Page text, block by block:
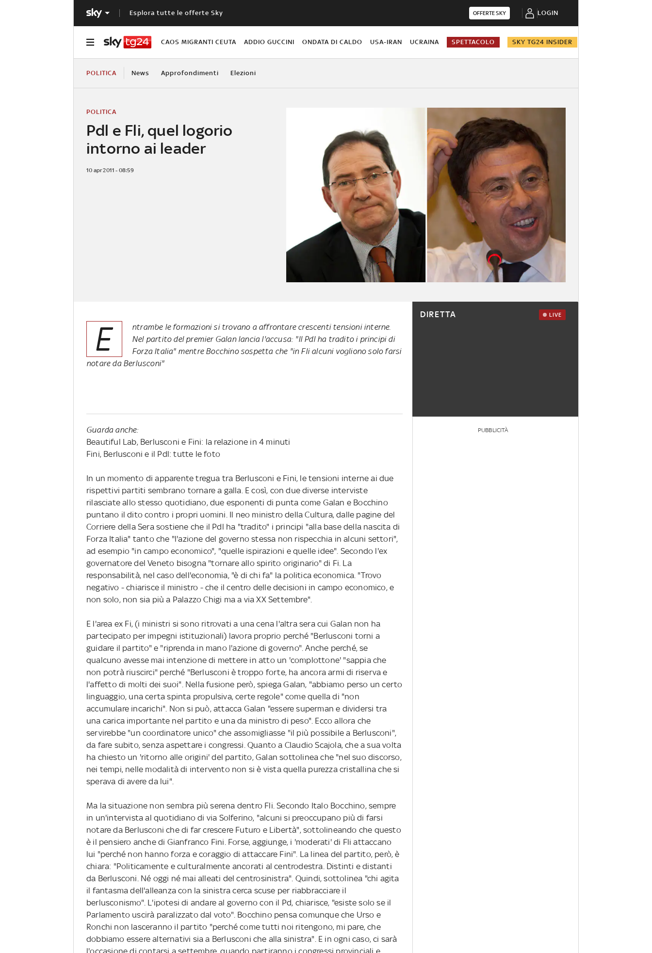
Esplora tutte le offerte Sky OFFERTE SKY LOGIN
CAOS MIGRANTI CEUTA ADDIO GUCCINI ONDATA DI CALDO USA-IRAN UCRAINA SPETTACOLO SKY TG24 INSIDER
POLITICA News Approfondimenti Elezioni
Pdl e Fli, quel logorio
intorno ai leader
POLITICA
10 apr 2011 - 08:59
E
ntrambe le formazioni si trovano a affrontare crescenti tensioni interne.
Nel partito del premier Galan lancia l'accusa: "Il Pdl ha tradito i principi di
Forza Italia" mentre Bocchino sospetta che "in Fli alcuni vogliono solo farsi
notare da Berlusconi"
Guarda anche:
Beautiful Lab, Berlusconi e Fini: la relazione in 4 minuti
Fini, Berlusconi e il Pdl: tutte le foto
In un momento di apparente tregua tra Berlusconi e Fini, le tensioni interne ai due
rispettivi partiti sembrano tornare a galla. E così, con due diverse interviste
rilasciate allo stesso quotidiano, due esponenti di punta come Galan e Bocchino
puntano il dito contro i propri uomini. Il neo ministro della Cultura, dalle pagine del
Corriere della Sera sostiene che il Pdl ha "tradito" i principi "alla base della nascita di
Forza Italia" tanto che "l'azione del governo stessa non rispecchia in alcuni settori",
ad esempio "in campo economico", "quelle ispirazioni e quelle idee". Secondo l'ex
governatore del Veneto bisogna "tornare allo spirito originario" di Fi. La
responsabilità, nel caso dell'economia, "è di chi fa" la politica economica. "Trovo
negativo - chiarisce il ministro - che il centro delle decisioni in campo economico, e
non solo, non sia più a Palazzo Chigi ma a via XX Settembre".
E l'area ex Fi, (i ministri si sono ritrovati a una cena l'altra sera cui Galan non ha
partecipato per impegni istituzionali) lavora proprio perché "Berlusconi torni a
guidare il partito" e "riprenda in mano l'azione di governo". Anche perché, se
qualcuno avesse mai intenzione di mettere in atto un 'complottone' "sappia che
non potrà riuscirci" perché "Berlusconi è troppo forte, ha ancora armi di riserva e
l'affetto di molti dei suoi". Nella fusione però, spiega Galan, "abbiamo perso un certo
linguaggio, una certa spinta propulsiva, certe regole" come quella di "non
accumulare incarichi". Non si può, attacca Galan "essere superman e dividersi tra
una carica importante nel partito e una da ministro di peso". Ecco allora che
servirebbe "un coordinatore unico" che assomigliasse "il più possibile a Berlusconi",
da fare subito, senza aspettare i congressi. Quanto a Claudio Scajola, che a sua volta
ha chiesto un 'ritorno alle origini' del partito, Galan sottolinea che "nel suo discorso,
nei tempi, nelle modalità di intervento non si è vista quella purezza cristallina che si
sperava di avere da lui".
Ma la situazione non sembra più serena dentro Fli. Secondo Italo Bocchino, sempre
in un'intervista al quotidiano di via Solferino, "alcuni si preoccupano più di farsi
notare da Berlusconi che di far crescere Futuro e Libertà", sottolineando che questo
è il pensiero anche di Gianfranco Fini. Forse, aggiunge, i 'moderati' di Fli attaccano
lui "perché non hanno forza e coraggio di attaccare Fini". La linea del partito, però, è
chiara: "Politicamente e culturalmente ancorati al centrodestra. Distinti e distanti
da Berlusconi. Né oggi né mai alleati del centrosinistra". Quindi, sottolinea "chi agita
il fantasma dell'alleanza con la sinistra cerca scuse per riabbracciare il
berlusconismo". L'ipotesi di andare al governo con il Pd, chiarisce, "esiste solo se il
Parlamento uscirà paralizzato dal voto". Bocchino pensa comunque che Urso e
Ronchi non lasceranno il partito "perché come tutti noi ritengono, mi pare, che
dobbiamo essere alternativi sia a Berlusconi che alla sinistra". E in ogni caso, ci sarà
l'occasione di contarsi a settembre, quando partiranno i congressi provinciali e
DIRETTA LIVE
PUBBLICITÀ